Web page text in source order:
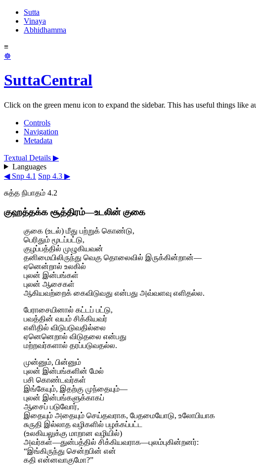
Sutta
Vinaya
Abhidhamma
≡
☸
SuttaCentral
Click on the green menu icon to expand the sidebar. This has useful things like
Controls
Navigation
Metadata
Textual Details ▶
Languages
◀ Snp 4.1 Snp 4.3 ▶
சுத்த நிபாதம் 4.2
குஹத்தக்க சூத்திரம்—உடலின் குகை
குகை (உடல்) மீது பற்றுக் கொண்டு,
பெரிதும் மூடப்பட்டு,
குழப்பத்தில் முழுகியவன்
தனிமையிலிருந்து வெகு தொலைவில் இருக்கின்றான்—
ஏனென்றால் உலகில்
புலன் இன்பங்கள்
புலன் ஆசைகள்
ஆகியவற்றைக் கைவிடுவது என்பது அவ்வளவு எளிதல்ல.
பேராசையினால் கட்டப் பட்டு,
பவத்தின் வயம் சிக்கியவர்
எளிதில் விடுபடுவதில்லை
ஏனெனெறால் விடுதலை என்பது
மற்றவர்களால் தரப்படுவதல்ல.
முன்னும், பின்னும்
புலன் இன்பங்களின் மேல்
பசி கொண்டவர்கள்
இங்கேயும், இதற்கு முந்தையும்—
புலன் இன்பங்களுக்காகப்
ஆசைப் படுவோர்,
இதையும் அதையும் செய்தவராக, பேதமையோடு, உலோபியாக
சுருதி இல்லாத வழிகளில் பழக்கப்பட்ட
(உலகியலுக்கு மாறான வழியில்)
அவர்கள்—துன்பத்தில் சிக்கியவராக—புலம்புகின்றனர்:
“இங்கிருந்து சென்றபின் என்
கதி என்னவாகுமோ?”